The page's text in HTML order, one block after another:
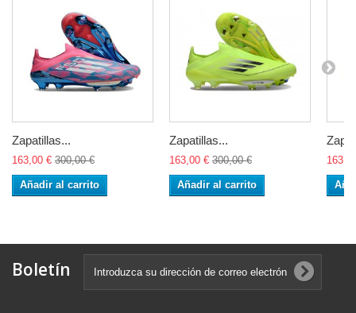
Zapatillas...
163,00 € 300,00 €
Añadir al carrito
Zapatillas...
163,00 € 300,00 €
Añadir al carrito
Boletín